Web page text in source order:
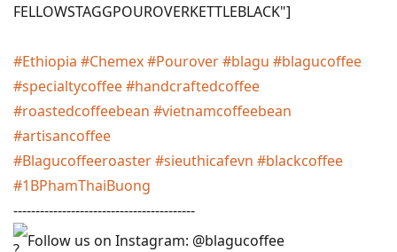
FELLOWSTAGGPOUROVERKETTLEBLACK"]
#Ethiopia #Chemex#Pourover#blagu #blagucoffee
#specialtycoffee#handcraftedcoffee
#roastedcoffeebean #vietnamcoffeebean
#artisancoffee
#Blagucoffeeroaster#sieuthicafevn #blackcoffee
#1BPhamThaiBuong
-----------------------------------------
Follow us on Instagram: @blagucoffee